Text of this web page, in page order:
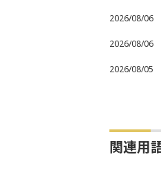
2026/08/06
2026/08/06
2026/08/05
関連用